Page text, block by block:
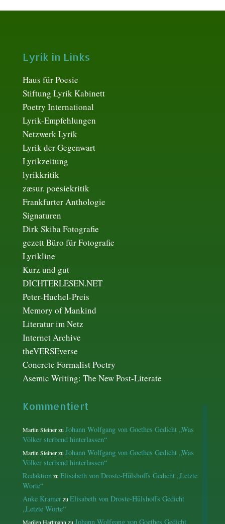
Lyrik in Links
Haus für Poesie
Stiftung Lyrik Kabinett
Poetry International
Lyrik-Empfehlungen
Netzwerk Lyrik
Lyrik der Gegenwart
Lyrikzeitung
lyrikkritik
zæsur. poesiekritik
Frankfurter Anthologie
Signaturen
Dirk Skiba Fotografie
gezett Büro für Fotografie
Lyrikline
Kurz und gut
DICHTERLESEN.NET
Peter-Huchel-Preis
Memory of Mankind
Literatur im Netz
Internet Archive
theVERSEverse
Concrete Formalist Poetry
Asemic Writing: The New Post-Literate
Kommentiert
Martin Steinerzu Johann Wolfgang von Goethes Gedicht „Was
Völker sterbend hinterlassen“
Martin Steinerzu Johann Wolfgang von Goethes Gedicht „Was
Völker sterbend hinterlassen“
Redaktion zu Elisabeth von Droste-Hülshoffs Gedicht „Letzte
Worte“
Anke Kramerzu Elisabeth von Droste-Hülshoffs Gedicht
„Letzte Worte“
Marilen Hartmann zu Johann Wolfgang von Goethes Gedicht